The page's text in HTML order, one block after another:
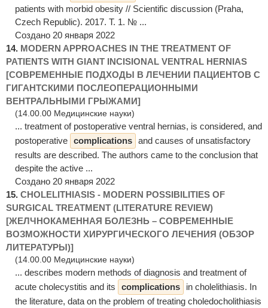
patients with morbid obesity // Scientific discussion (Praha,
Czech Republic). 2017. Т. 1. № ...
Создано 20 января 2022
14. MODERN APPROACHES IN THE TREATMENT OF
PATIENTS WITH GIANT INCISIONAL VENTRAL HERNIAS
[СОВРЕМЕННЫЕ ПОДХОДЫ В ЛЕЧЕНИИ ПАЦИЕНТОВ С
ГИГАНТСКИМИ ПОСЛЕОПЕРАЦИОННЫМИ
ВЕНТРАЛЬНЫМИ ГРЫЖАМИ]
(14.00.00 Медицинские науки)
... treatment of postoperative ventral hernias, is considered, and
postoperative complications and causes of unsatisfactory
results are described. The authors came to the conclusion that
despite the active ...
Создано 20 января 2022
15. CHOLELITHIASIS - MODERN POSSIBILITIES OF
SURGICAL TREATMENT (LITERATURE REVIEW)
[ЖЕЛЧНОКАМЕННАЯ БОЛЕЗНЬ – СОВРЕМЕННЫЕ
ВОЗМОЖНОСТИ ХИРУРГИЧЕСКОГО ЛЕЧЕНИЯ (ОБЗОР
ЛИТЕРАТУРЫ)]
(14.00.00 Медицинские науки)
... describes modern methods of diagnosis and treatment of
acute cholecystitis and its
complications
in cholelithiasis. In
the literature, data on the problem of treating choledocholithiasis